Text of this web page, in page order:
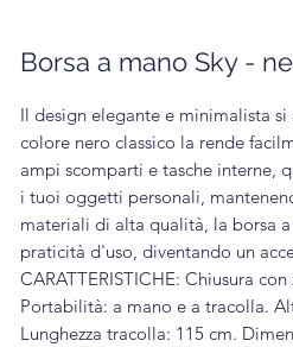
Borsa a mano Sky -
Il design elegante e minimalista
colore nero classico la rende
ampi scomparti e tasche interne,
i tuoi oggetti personali,
materiali di alta qualità, la borsa
praticità d'uso, diventando un
CARATTERISTICHE: Chiusura
Portabilità: a mano e a tracolla.
Lunghezza tracolla: 115 cm.